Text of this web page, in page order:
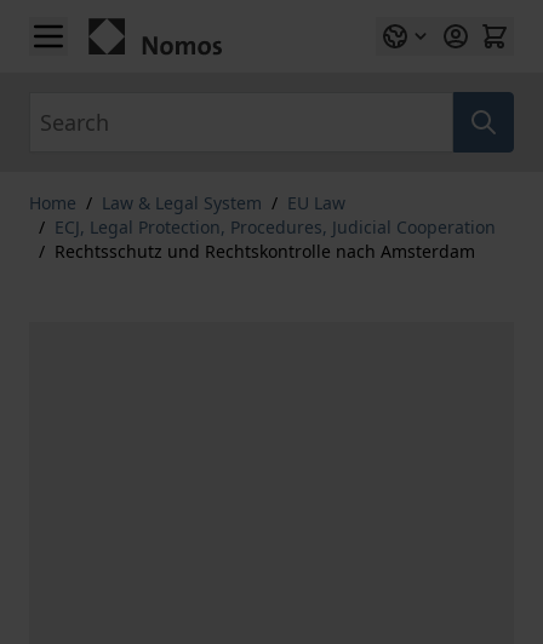
Skip to Content
Home / Law & Legal System / EU Law
/ ECJ, Legal Protection, Procedures, Judicial Cooperation
/ Rechtsschutz und Rechtskontrolle nach Amsterdam